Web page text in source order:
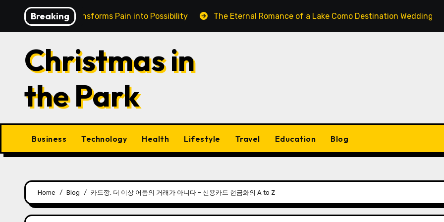
content
Breaking
Cairns Transforms Pain into Possibility The Eternal Romance of a Lake Como Destination Wedding: Where
Christmas in
the Park
Business Technology Health Lifestyle Travel Education Blog
Home Blog 카드깡, 더 이상 어둠의 거래가 아니다 – 신용카드 현금화의 A to Z